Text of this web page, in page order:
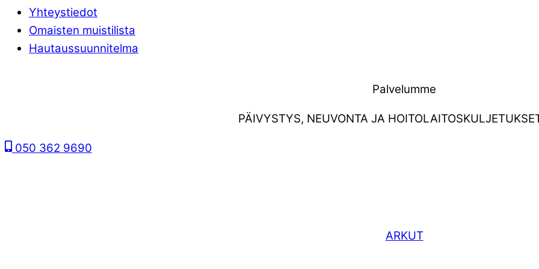
Yhteystiedot
Omaisten muistilista
Hautaussuunnitelma
Palvelumme
PÄIVYSTYS, NEUVONTA JA
050 362 9690
ARKUT